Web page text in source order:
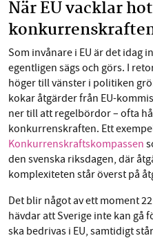
När EU vacklar
Som invånare i EU är det idag
egentligen sägs och görs. I
höger till vänster i politiken
kokar åtgärder från EU-
ner till att regelbördor – ofta
konkurrenskraften. Ett
Konkurrenskraftskompassen
den svenska riksdagen, där
komplexiteten står överst på
Det blir något av ett moment
hävdar att Sverige inte kan
ska bedrivas i EU, samtidigt